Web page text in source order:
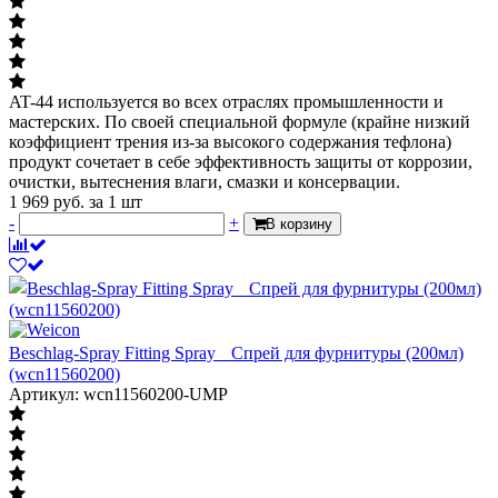
AT-44 используется во всех отраслях промышленности и
мастерских. По своей специальной формуле (крайне низкий
коэффициент трения из-за высокого содержания тефлона)
продукт сочетает в себе эффективность защиты от коррозии,
очистки, вытеснения влаги, смазки и консервации.
1 969 руб. за 1 шт
-
+ В корзину
Beschlag-Spray Fitting Spray Спрей для фурнитуры (200мл)
(wcn11560200)
Артикул: wcn11560200-UMP